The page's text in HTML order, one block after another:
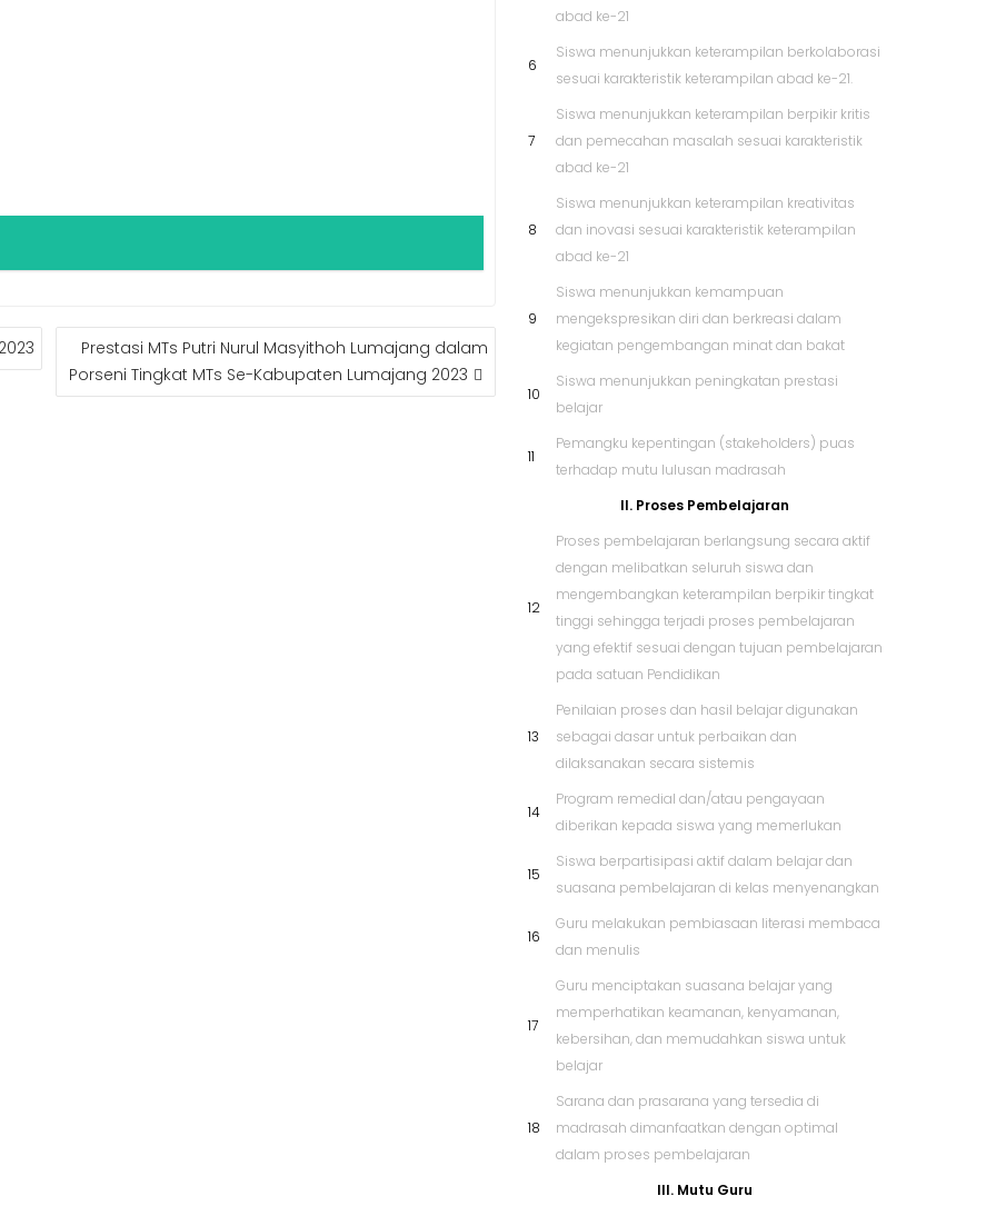
Prestasi MTs Putri Nurul Masyithoh Lumajang dalam
Porseni Tingkat MTs Se-Kabupaten Lumajang 2023
abad ke-21
6
Siswa menunjukkan keterampilan berkolaborasi
sesuai karakteristik keterampilan abad ke-21.
7
Siswa menunjukkan keterampilan berpikir kritis
dan pemecahan masalah sesuai karakteristik
abad ke-21
8
Siswa menunjukkan keterampilan kreativitas
dan inovasi sesuai karakteristik keterampilan
abad ke-21
9
Siswa menunjukkan kemampuan
mengekspresikan diri dan berkreasi dalam
kegiatan pengembangan minat dan bakat
10
Siswa menunjukkan peningkatan prestasi
belajar
11
Pemangku kepentingan (stakeholders) puas
terhadap mutu lulusan madrasah
II. Proses Pembelajaran
12
Proses pembelajaran berlangsung secara aktif
dengan melibatkan seluruh siswa dan
mengembangkan keterampilan berpikir tingkat
tinggi sehingga terjadi proses pembelajaran
yang efektif sesuai dengan tujuan pembelajaran
pada satuan Pendidikan
13
Penilaian proses dan hasil belajar digunakan
sebagai dasar untuk perbaikan dan
dilaksanakan secara sistemis
14
Program remedial dan/atau pengayaan
diberikan kepada siswa yang memerlukan
15
Siswa berpartisipasi aktif dalam belajar dan
suasana pembelajaran di kelas menyenangkan
16
Guru melakukan pembiasaan literasi membaca
dan menulis
17
Guru menciptakan suasana belajar yang
memperhatikan keamanan, kenyamanan,
kebersihan, dan memudahkan siswa untuk
belajar
18
Sarana dan prasarana yang tersedia di
madrasah dimanfaatkan dengan optimal
dalam proses pembelajaran
III. Mutu Guru